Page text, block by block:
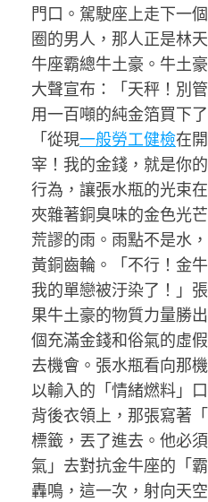
門口。駕駛座上走下一
圈的男人，那人正是林
牛座霸總牛土豪。牛土
大聲宣布：「天秤！別
用一百噸的純金箔買下
「從現一般勞工健檢在
宰！我的金錢，就是你
行為，讓張水瓶的光束
夾雜著銅臭味的金色光
荒謬的雨。雨點不是水
黃銅齒輪。「不行！金
我的單戀被汙染了！」
果牛土豪的物質力量勝
個充滿金錢和俗氣的虛
去機會。張水瓶看向那
以輸入的「情緒燃料」
背後衣領上，那張寫著
標籤，丟了進去。他必
氣」去對抗金牛座的「
轟鳴，這一次，射向天